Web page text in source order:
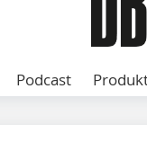
Podcast